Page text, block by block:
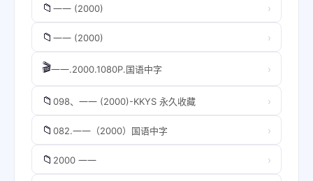
📁 一一 (2000) ›
📁 一一 (2000) ›
🎬一一.2000.1080P.国语中字 ›
📁 098、一一 (2000)-KKYS 永久收藏 ›
📁 082.一一（2000）国语中字 ›
📁 2000 一一 ›